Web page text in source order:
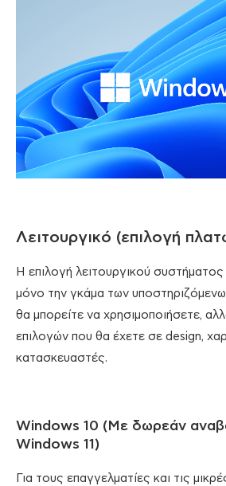
Λειτουργικό (επιλογή
Η επιλογή λειτουργικού
μόνο την γκάμα των
θα μπορείτε να χρησιμοποιήσετε,
επιλογών που θα έχετε σε design,
κατασκευαστές.
Windows 10 (Με δωρεάν
Windows 11)
Για τους επαγγελματίες και τις